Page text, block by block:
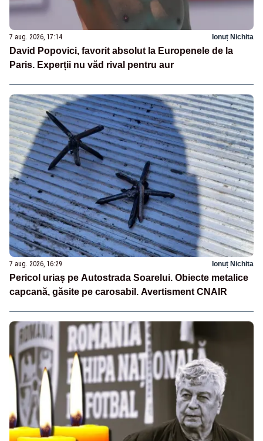
7 aug. 2026, 17:14 Ionuț Nichita
David Popovici, favorit absolut la Europenele de la
Paris. Experții nu văd rival pentru aur
7 aug. 2026, 16:29 Ionuț Nichita
Pericol uriaș pe Autostrada Soarelui. Obiecte metalice
capcană, găsite pe carosabil. Avertisment CNAIR